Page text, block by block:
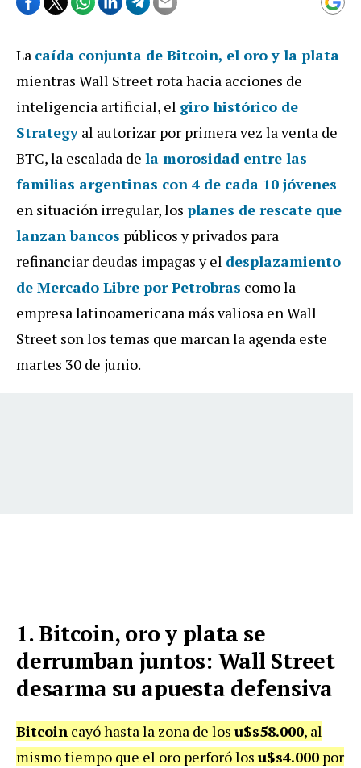
La caída conjunta de Bitcoin, el oro y la plata
mientras Wall Street rota hacia acciones de
inteligencia artificial, el giro histórico de
Strategy al autorizar por primera vez la venta de
BTC, la escalada de la morosidad entre las
familias argentinas con 4 de cada 10 jóvenes
en situación irregular, los planes de rescate que
lanzan bancos públicos y privados para
refinanciar deudas impagas y el desplazamiento
de Mercado Libre por Petrobras como la
empresa latinoamericana más valiosa en Wall
Street son los temas que marcan la agenda este
martes 30 de junio.
1. Bitcoin, oro y plata se
derrumban juntos: Wall Street
desarma su apuesta defensiva
Bitcoin cayó hasta la zona de los u$s58.000, al
mismo tiempo que el oro perforó los u$s4.000 por